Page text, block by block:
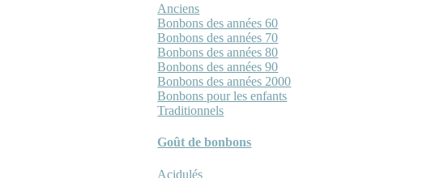
Anciens
Bonbons des années 60
Bonbons des années 70
Bonbons des années 80
Bonbons des années 90
Bonbons des années 2000
Bonbons pour les enfants
Traditionnels
Goût de bonbons
Acidulés